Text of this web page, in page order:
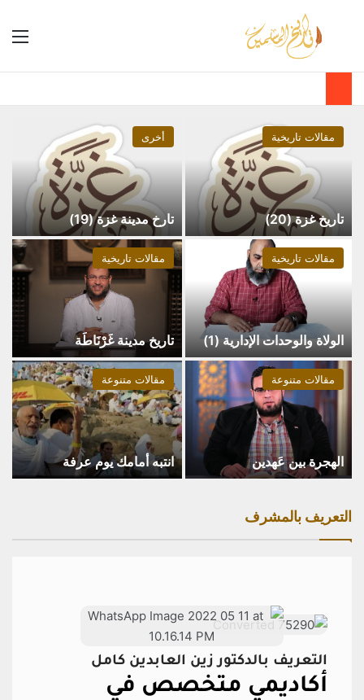
مقالات تاريخية
تاريخ غزة (20)
أخرى
تارخ مدينة غزة (19)
مقالات تاريخية
الولاة والوحدات الإدارية (1)
مقالات تاريخية
تاريخ مدينة غَرْنَاطَة
مقالات متنوعة
الهجرة بين عَهدين
مقالات متنوعة
انتبه أمامك يوم عرفة
التعريف بالمشرف
التعريف بالدكتور زين العابدين كامل
أكاديمي متخصص في